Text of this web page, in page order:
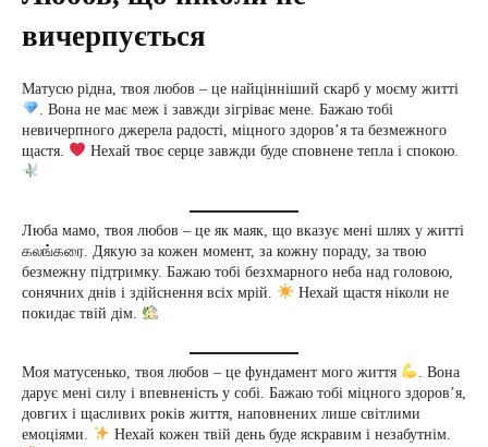
вичерпується
Матусю рідна, твоя любов – це найцінніший скарб у моєму житті
. Вона не має меж і завжди зігріває мене. Бажаю тобі
невичерпного джерела радості, міцного здоров’я та безмежного
щастя.
Нехай твоє серце завжди буде сповнене тепла і спокою.
Люба мамо, твоя любов – це як маяк, що вказує мені шлях у житті
கலங்கரை. Дякую за кожен момент, за кожну пораду, за твою
безмежну підтримку. Бажаю тобі безхмарного неба над головою,
сонячних днів і здійснення всіх мрій.
Нехай щастя ніколи не
покидає твій дім.
Моя матусенько, твоя любов – це фундамент мого життя
. Вона
дарує мені силу і впевненість у собі. Бажаю тобі міцного здоров’я,
довгих і щасливих років життя, наповнених лише світлими
емоціями.
Нехай кожен твій день буде яскравим і незабутнім.